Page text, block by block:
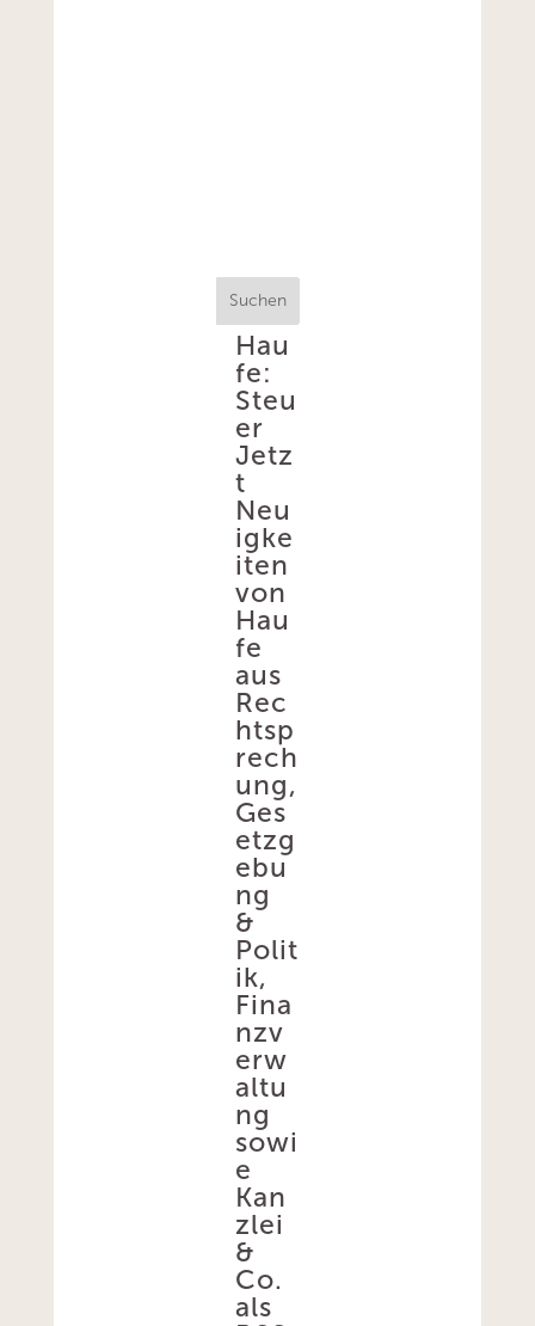
Suchen
Hau
fe:
Steu
er
Jetz
t
Neu
igke
iten
von
Hau
fe
aus
Rec
htsp
rech
ung,
Ges
etzg
ebu
ng
&
Polit
ik,
Fina
nzv
erw
altu
ng
sowi
e
Kan
zlei
&
Co.
als